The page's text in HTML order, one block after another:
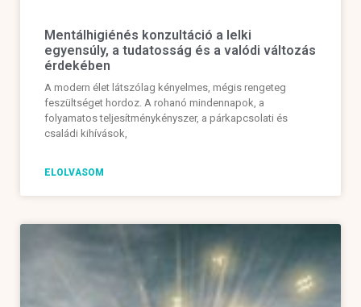
Mentálhigiénés konzultáció a lelki
egyensúly, a tudatosság és a valódi változás
érdekében
A modern élet látszólag kényelmes, mégis rengeteg
feszültséget hordoz. A rohanó mindennapok, a
folyamatos teljesítménykényszer, a párkapcsolati és
családi kihívások,
ELOLVASOM